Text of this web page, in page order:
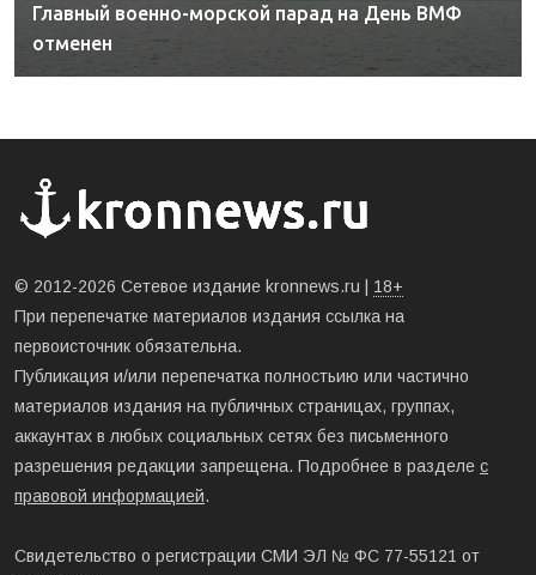
Главный военно-морской парад на День ВМФ
отменен
© 2012-2026 Сетевое издание kronnews.ru | 18+
При перепечатке материалов издания ссылка на
первоисточник обязательна.
Публикация и/или перепечатка полностьию или частично
материалов издания на публичных страницах, группах,
аккаунтах в любых социальных сетях без письменного
разрешения редакции запрещена. Подробнее в разделе с
правовой информацией.
Свидетельство о регистрации СМИ ЭЛ № ФС 77-55121 от